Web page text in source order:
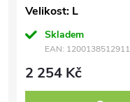
Velikost: L
Skladem
EAN: 1200138512911
2 254 Kč